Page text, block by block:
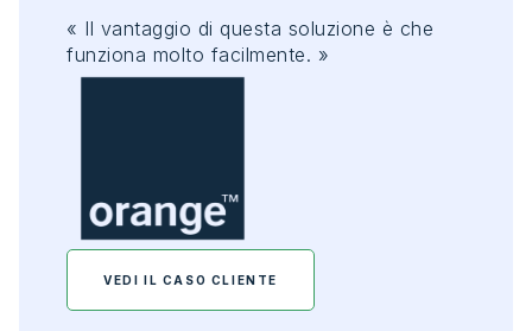
« Il vantaggio di questa soluzione è che
funziona molto facilmente. »
VEDI IL CASO CLIENTE